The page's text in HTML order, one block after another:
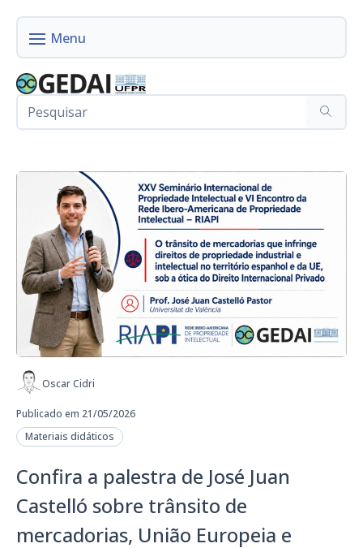
Oscar Cidri
Publicado em 21/05/2026
Materiais didáticos
Confira a palestra de José Juan
Castelló sobre trânsito de
mercadorias, União Europeia e